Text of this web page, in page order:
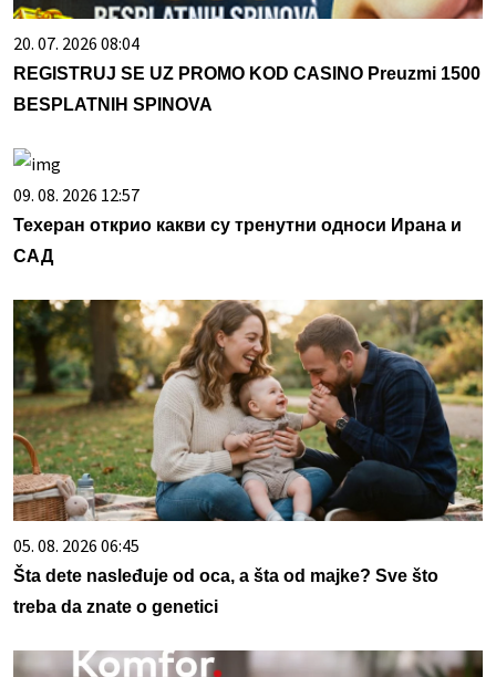
20. 07. 2026 08:04
REGISTRUJ SE UZ PROMO KOD CASINO Preuzmi 1500
BESPLATNIH SPINOVA
09. 08. 2026 12:57
Техеран открио какви су тренутни односи Ирана и
САД
05. 08. 2026 06:45
Šta dete nasleđuje od oca, a šta od majke? Sve što
treba da znate o genetici